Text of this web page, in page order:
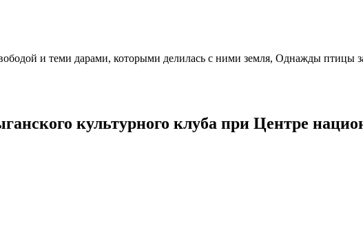
и теми дарами, которыми делилась с ними земля, Однажды птицы
культурного клуба при Центре